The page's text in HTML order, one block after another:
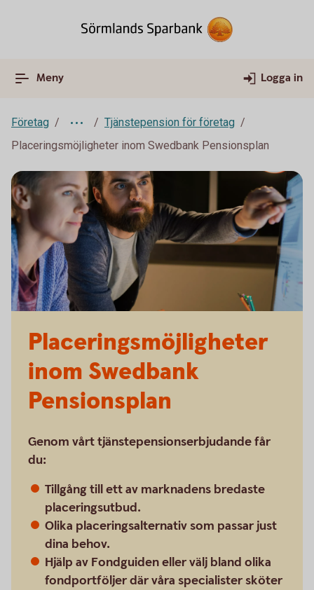
Meny Logga in
Företag
Tjänstepension för företag
Placeringsmöjligheter inom Swedbank Pensionsplan
Placeringsmöjligheter
inom Swedbank
Pensionsplan
Genom vårt tjänstepensionserbjudande får
du:
Tillgång till ett av marknadens bredaste
placeringsutbud.
Olika placeringsalternativ som passar just
dina behov.
Hjälp av Fondguiden eller välj bland olika
fondportföljer där våra specialister sköter